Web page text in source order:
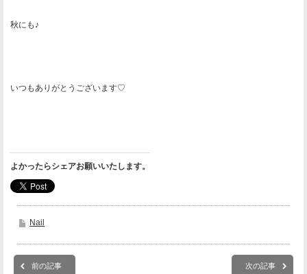
秋にも♪
いつもありがとうございます♡
よかったらシェアお願いいたします。
Nail
前の記事 次の記事